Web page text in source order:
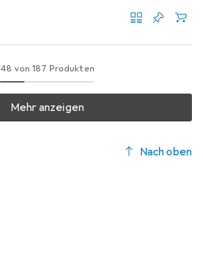
48 von 187 Produkten
Mehr anzeigen
Nach oben